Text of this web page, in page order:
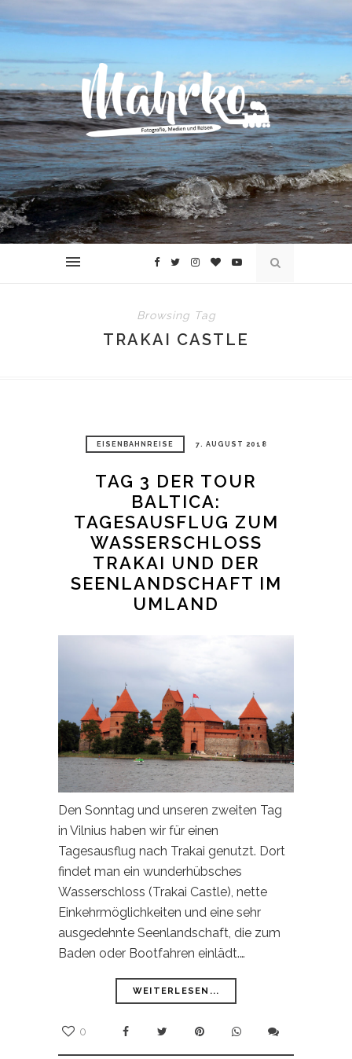
Browsing Tag
TRAKAI CASTLE
EISENBAHNREISE 7. AUGUST 2018
TAG 3 DER TOUR
BALTICA:
TAGESAUSFLUG ZUM
WASSERSCHLOSS
TRAKAI UND DER
SEENLANDSCHAFT IM
UMLAND
Den Sonntag und unseren zweiten Tag
in Vilnius haben wir für einen
Tagesausflug nach Trakai genutzt. Dort
findet man ein wunderhübsches
Wasserschloss (Trakai Castle), nette
Einkehrmöglichkeiten und eine sehr
ausgedehnte Seenlandschaft, die zum
Baden oder Bootfahren einlädt.…
WEITERLESEN...
0